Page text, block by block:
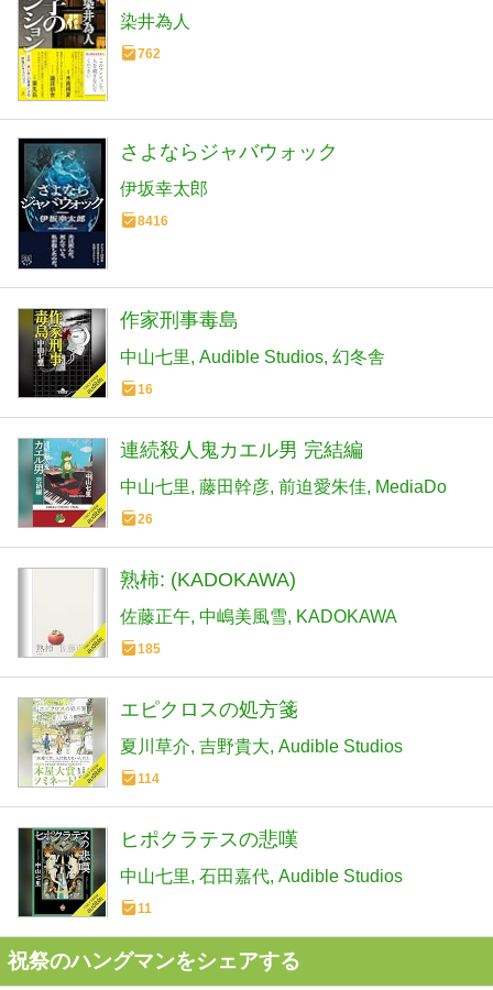
染井為人
762
さよならジャバウォック
伊坂幸太郎
8416
作家刑事毒島
中山七里 Audible Studios 幻冬舎
16
連続殺人鬼カエル男 完結編
中山七里 藤田幹彦 前迫愛朱佳 MediaDo
26
熟柿: (KADOKAWA)
佐藤正午 中嶋美風雪 KADOKAWA
185
エピクロスの処方箋
夏川草介 吉野貴大 Audible Studios
114
ヒポクラテスの悲嘆
中山七里 石田嘉代 Audible Studios
11
祝祭のハングマンをシェアする